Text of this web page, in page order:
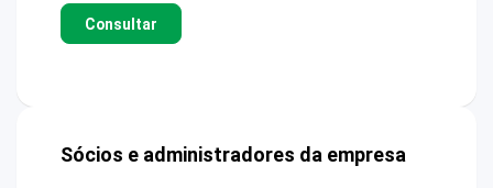
Consultar
Sócios e administradores da empresa